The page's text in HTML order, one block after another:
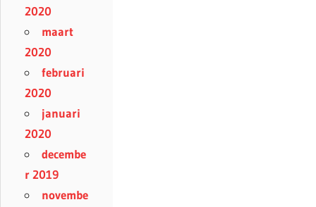
2020
maart
2020
februari
2020
januari
2020
decembe
r 2019
novembe